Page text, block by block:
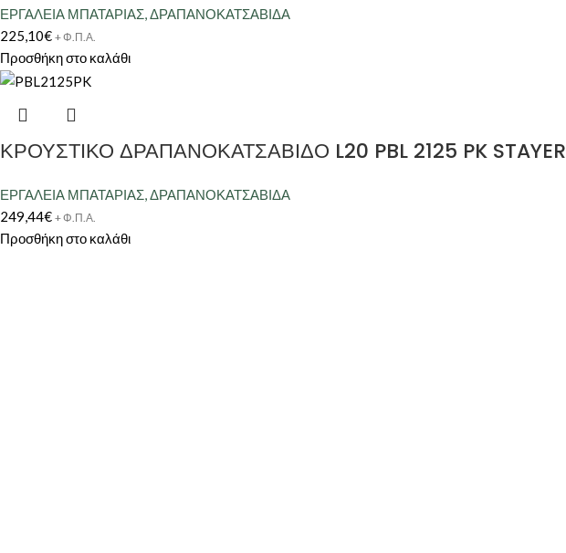
ΕΡΓΑΛΕΙΑ ΜΠΑΤΑΡΙΑΣ,ΔΡΑΠΑΝΟΚΑΤΣΑΒΙΔΑ
225,10€ + Φ.Π.Α.
Προσθήκη στο καλάθι
ΚΡΟΥΣΤΙΚΟ ΔΡΑΠΑΝΟΚΑΤΣΑΒΙΔΟ L20 PBL 2125 PK STAYER
ΕΡΓΑΛΕΙΑ ΜΠΑΤΑΡΙΑΣ,ΔΡΑΠΑΝΟΚΑΤΣΑΒΙΔΑ
249,44€ + Φ.Π.Α.
Προσθήκη στο καλάθι